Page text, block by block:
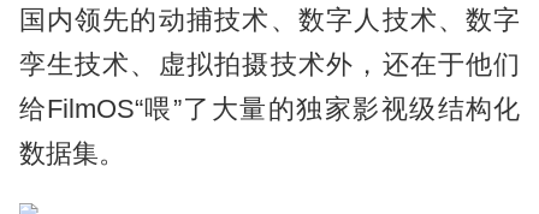
国内领先的动捕技术、数字人技术、数字
孪生技术、虚拟拍摄技术外，还在于他们
给FilmOS“喂”了大量的独家影视级结构化
数据集。